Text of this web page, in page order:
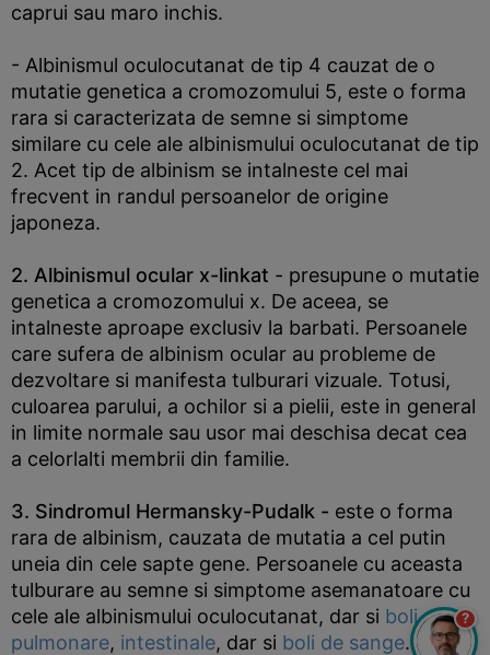
caprui sau maro inchis.
- Albinismul oculocutanat de tip 4 cauzat de o
mutatie genetica a cromozomului 5, este o forma
rara si caracterizata de semne si simptome
similare cu cele ale albinismului oculocutanat de tip
2. Acet tip de albinism se intalneste cel mai
frecvent in randul persoanelor de origine
japoneza.
2. Albinismul ocular x-linkat - presupune o mutatie
genetica a cromozomului x. De aceea, se
intalneste aproape exclusiv la barbati. Persoanele
care sufera de albinism ocular au probleme de
dezvoltare si manifesta tulburari vizuale. Totusi,
culoarea parului, a ochilor si a pielii, este in general
in limite normale sau usor mai deschisa decat cea
a celorlalti membrii din familie.
3. Sindromul Hermansky-Pudalk - este o forma
rara de albinism, cauzata de mutatia a cel putin
uneia din cele sapte gene. Persoanele cu aceasta
tulburare au semne si simptome asemanatoare cu
cele ale albinismului oculocutanat, dar si boli
pulmonare, intestinale, dar si boli de sange.
?